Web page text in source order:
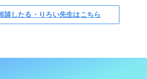
談したる・りろい先生はこちら